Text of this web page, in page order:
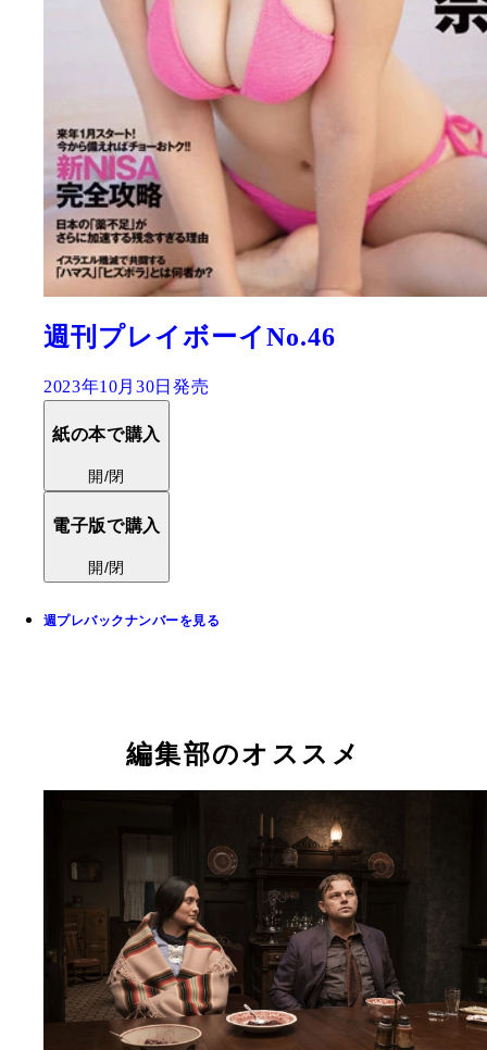
週刊プレイボーイNo.46
2023年10月30日発売
紙の本で購入
開/閉
電子版で購入
開/閉
週プレバックナンバーを見る
編集部のオススメ